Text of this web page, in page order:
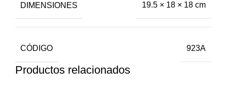
DIMENSIONES 19.5 × 18 × 18 cm
CÓDIGO 923A
Productos relacionados